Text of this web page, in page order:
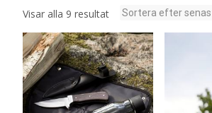
Visar alla 9 resultatSortera
efter
senaste